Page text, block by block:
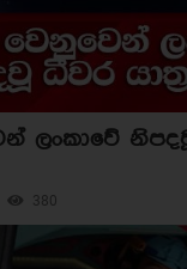
ලංකාවේ
380